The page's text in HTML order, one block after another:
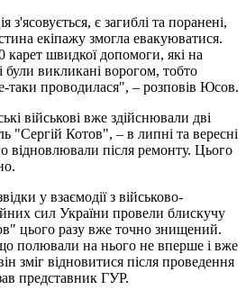
є загиблі та поранені,
екіпажу змогла евакуюватися.
швидкої допомоги, які на
були викликані ворогом, тобто
таки проводилася", – розповів Юсов.
військові вже здійснювали дві
"Сергій Котов", – в липні та вересні
відновлювали після ремонту. Цього
у взаємодії з військово-
сил України провели блискучу
цього разу вже точно знищений.
полювали на нього не вперше і вже
зміг відновитися після проведення
представник ГУР.